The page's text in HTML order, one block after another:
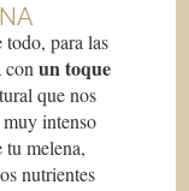
todo, para las
con un toque
que nos
intenso
tu melena,
nutrientes